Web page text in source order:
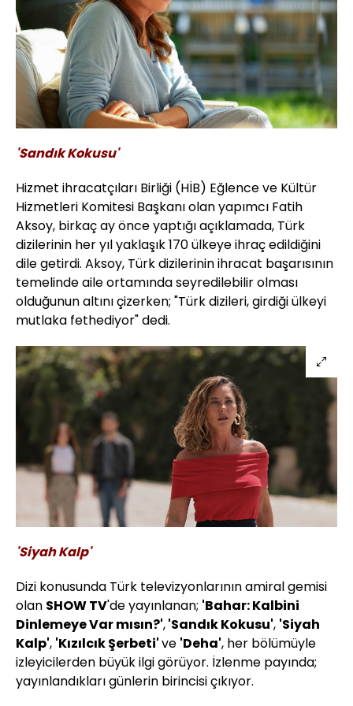
'Sandık Kokusu'
Hizmet ihracatçıları Birliği (HİB) Eğlence ve Kültür
Hizmetleri Komitesi Başkanı olan yapımcı Fatih
Aksoy, birkaç ay önce yaptığı açıklamada, Türk
dizilerinin her yıl yaklaşık 170 ülkeye ihraç edildiğini
dile getirdi. Aksoy, Türk dizilerinin ihracat başarısının
temelinde aile ortamında seyredilebilir olması
olduğunun altını çizerken; "Türk dizileri, girdiği ülkeyi
mutlaka fethediyor" dedi.
'Siyah Kalp'
Dizi konusunda Türk televizyonlarının amiral gemisi
olan SHOW TV'de yayınlanan; 'Bahar: Kalbini
Dinlemeye Var mısın?','Sandık Kokusu', 'Siyah
Kalp', 'Kızılcık Şerbeti've 'Deha', her bölümüyle
izleyicilerden büyük ilgi görüyor. İzlenme payında;
yayınlandıkları günlerin birincisi çıkıyor.